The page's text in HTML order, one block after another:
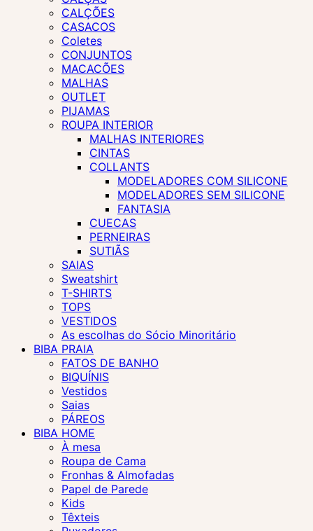
CALÇÕES
CASACOS
Coletes
CONJUNTOS
MACACÕES
MALHAS
OUTLET
PIJAMAS
ROUPA INTERIOR
MALHAS INTERIORES
CINTAS
COLLANTS
MODELADORES COM SILICONE
MODELADORES SEM SILICONE
FANTASIA
CUECAS
PERNEIRAS
SUTIÃS
SAIAS
Sweatshirt
T-SHIRTS
TOPS
VESTIDOS
As escolhas do Sócio Minoritário
BIBA PRAIA
FATOS DE BANHO
BIQUÍNIS
Vestidos
Saias
PÁREOS
BIBA HOME
À mesa
Roupa de Cama
Fronhas & Almofadas
Papel de Parede
Kids
Têxteis